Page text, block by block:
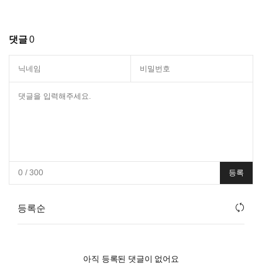
댓글0
0/ 300 등록
등록순
아직 등록된 댓글이 없어요